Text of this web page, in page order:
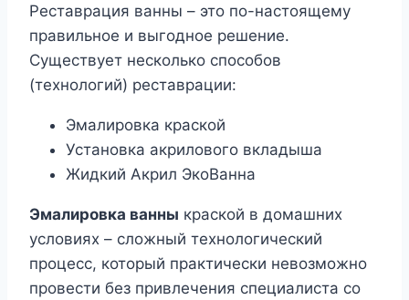
Реставрация ванны – это по-настоящему
правильное и выгодное решение.
Существует несколько способов
(технологий) реставрации:
Эмалировка краской
Установка акрилового вкладыша
Жидкий Акрил ЭкоВанна
Эмалировка ванны краской в домашних
условиях – сложный технологический
процесс, который практически невозможно
провести без привлечения специалиста со